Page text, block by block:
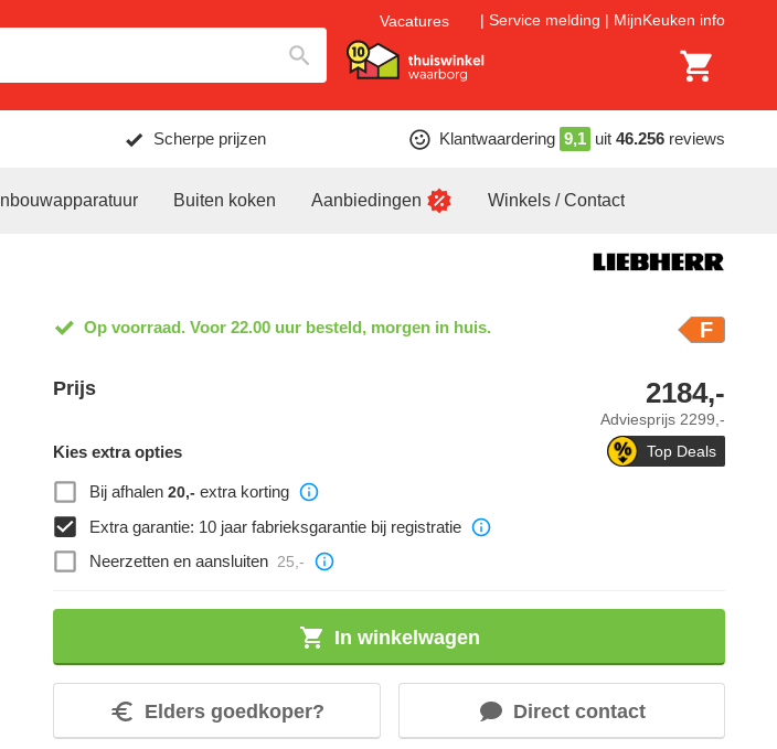
Vacatures Service melding MijnKeuken info
Scherpe prijzen Klantwaardering 9,1 uit 46.256 reviews
Inbouwapparatuur Buiten koken Aanbiedingen Winkels / Contact
Op voorraad. Voor 22.00 uur besteld, morgen in huis. F
Prijs
Adviesprijs 2299,-
2184,-
Top Deals
Kies extra opties
Bij afhalen 20,- extra korting
Extra garantie: 10 jaar fabrieksgarantie bij registratie
Neerzetten en aansluiten 25,-
In winkelwagen
Elders goedkoper? Direct contact